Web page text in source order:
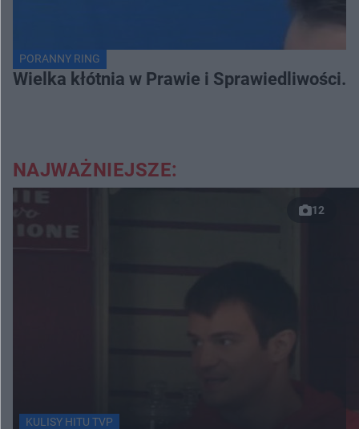
PORANNY RING
Wielka kłótnia w Prawie i Sprawiedliwości.
NAJWAŻNIEJSZE:
12
KULISY HITU TVP